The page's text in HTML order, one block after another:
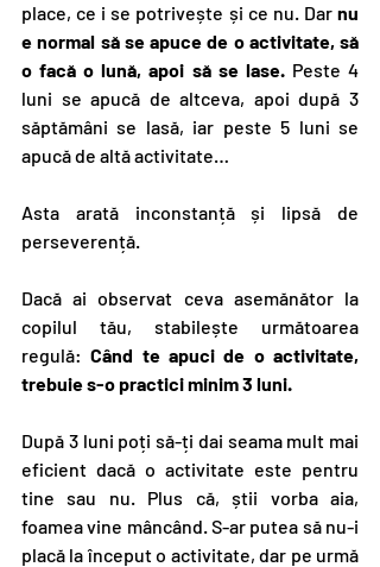
place, ce i se potrivește și ce nu. Dar nu
e normal să se apuce de o activitate, să
o facă o lună, apoi să se lase. Peste 4
luni se apucă de altceva, apoi după 3
săptămâni se lasă, iar peste 5 luni se
apucă de altă activitate…
Asta arată inconstanță și lipsă de
perseverență.
Dacă ai observat ceva asemănător la
copilul tău, stabilește următoarea
regulă: Când te apuci de o activitate,
trebuie s-o practici minim 3 luni.
După 3 luni poți să-ți dai seama mult mai
eficient dacă o activitate este pentru
tine sau nu. Plus că, știi vorba aia,
foamea vine mâncând. S-ar putea să nu-i
placă la început o activitate, dar pe urmă